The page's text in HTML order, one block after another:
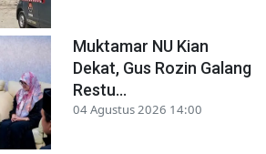
Muktamar NU Kian
Dekat, Gus Rozin Galang
Restu...
04 Agustus 2026 14:00